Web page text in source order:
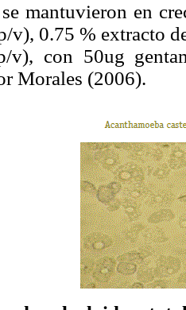
se mantuvieron en
v), 0.75 % extracto
v), con 50ug
Morales (2006).